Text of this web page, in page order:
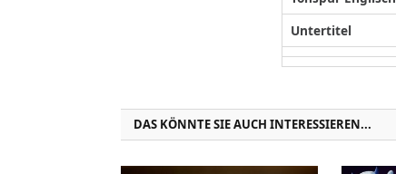
Untertitel
DAS KÖNNTE SIE AUCH INTERESSIEREN...